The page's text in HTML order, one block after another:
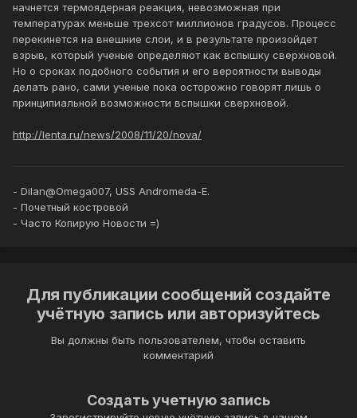
начнется термоядерная реакция, невозможная при
температурах меньше трехсот миллионов градусов. Процесс
перекинется на внешние слои, и в результате произойдет
взрыв, который ученые определяют как вспышку сверхновой.
Но о сроках подобного события и его вероятности выводы
делать рано, сами ученые пока осторожно говорят лишь о
принципиальной возможности вспышки сверхновой.
http://lenta.ru/news/2008/11/20/nova/
- Dilan@Omega007, USS Andromeda-E.
- Почетный костровой
- Часто Копирую Новости =)
Для публикации сообщений создайте
учётную запись или авторизуйтесь
Вы должны быть пользователем, чтобы оставить
комментарий
Создать учетную запись